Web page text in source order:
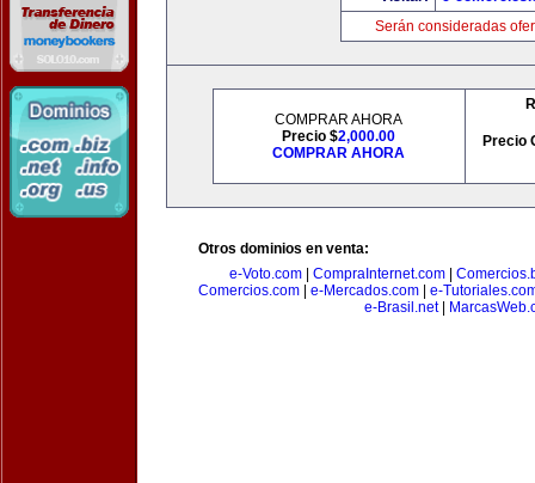
Serán consideradas
COMPRAR AHORA
Precio $2,000.00
COMPRAR AHORA
Precio
Otros dominios en venta:
e-Voto.com
CompraInternet.com
Comercios.com
e-Mercados.com
e-
e-Brasil.net|